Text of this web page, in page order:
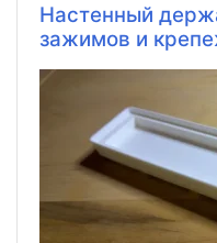
Настенный
зажимов и